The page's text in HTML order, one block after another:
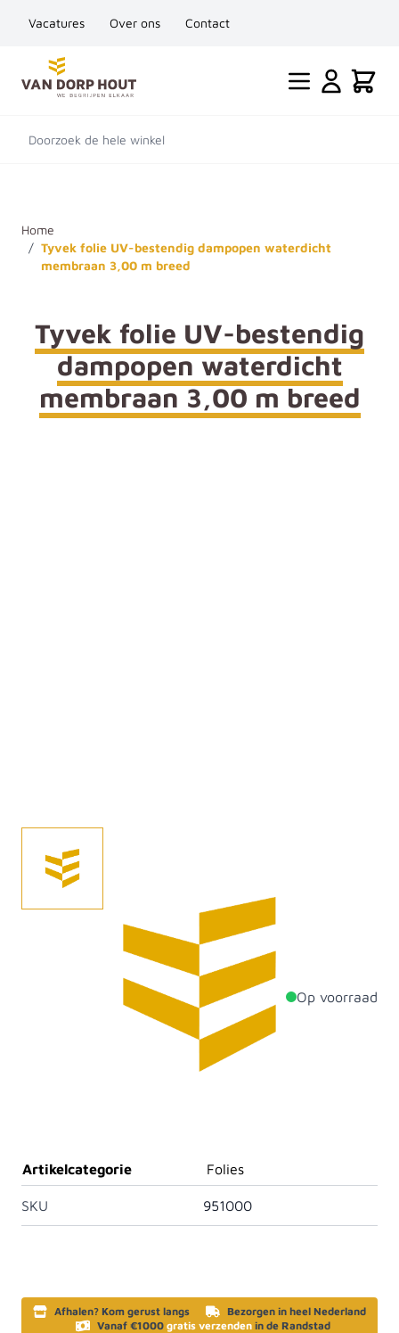
Vacatures Over ons Contact
Ga naar de inhoud
Cart
Doorzoek de hele winkel
Home
/ Tyvek folie UV-bestendig dampopen waterdicht
membraan 3,00 m breed
Tyvek folie UV-bestendig
dampopen waterdicht
membraan 3,00 m breed
Nageldichtband voor de toepassing tussen de tengels
van de dampopen folie in dak- en wandconstructies.
Op voorraad
Productdetails
3000mm
Artikelcategorie
Folies
SKU 951000
Afhalen? Kom gerust langs
Bezorgen in heel Nederland
Vanaf €1000 gratis verzenden in de Randstad